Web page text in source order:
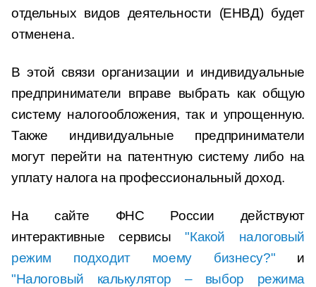
отдельных видов деятельности (ЕНВД) будет
отменена.
В этой связи организации и индивидуальные
предприниматели вправе выбрать как общую
систему налогообложения, так и упрощенную.
Также индивидуальные предприниматели
могут перейти на патентную систему либо на
уплату налога на профессиональный доход.
На сайте ФНС России действуют
интерактивные сервисы"Какой налоговый
режим подходит моему бизнесу?" и
"Налоговый калькулятор – выбор режима